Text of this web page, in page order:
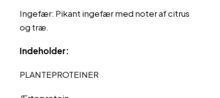
Ingefær: Pikant ingefær med noter af citrus
og træ.
Indeholder:
PLANTEPROTEINER